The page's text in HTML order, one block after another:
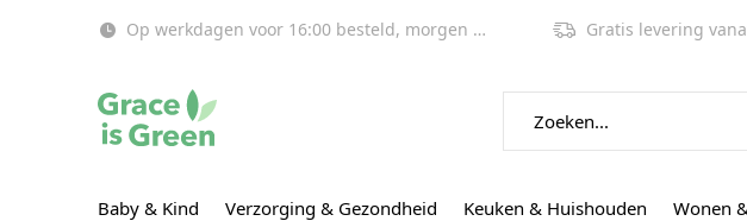
Baby & Kind Verzorging & Gezondheid Keuken & Huishouden Wonen
Op werkdagen voor 16:00 besteld, morgen in huis! Gratis levering vanaf €55